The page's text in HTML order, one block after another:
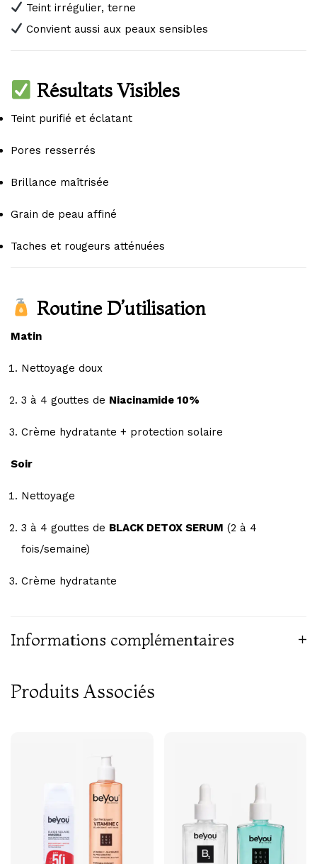
Teint irrégulier, terne
Convient aussi aux peaux sensibles
Résultats Visibles
Teint purifié et éclatant
Pores resserrés
Brillance maîtrisée
Grain de peau affiné
Taches et rougeurs atténuées
Routine D’utilisation
Matin
Nettoyage doux
3 à 4 gouttes de Niacinamide 10%
Crème hydratante + protection solaire
Soir
Nettoyage
3 à 4 gouttes de BLACK DETOX SERUM (2 à 4
fois/semaine)
Crème hydratante
Informations complémentaires
Produits Associés